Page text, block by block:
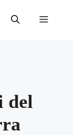
Menu
del